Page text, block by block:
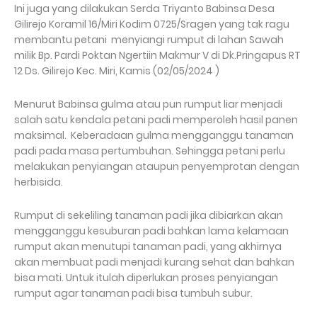
Ini juga yang dilakukan Serda Triyanto Babinsa Desa
Gilirejo Koramil 16/Miri Kodim 0725/Sragen yang tak ragu
membantu petani menyiangi rumput di lahan Sawah
milik Bp. Pardi Poktan Ngertiin Makmur V di Dk.Pringapus RT
12 Ds. Gilirejo Kec. Miri, Kamis (02/05/2024 )
Menurut Babinsa gulma atau pun rumput liar menjadi
salah satu kendala petani padi memperoleh hasil panen
maksimal. Keberadaan gulma mengganggu tanaman
padi pada masa pertumbuhan. Sehingga petani perlu
melakukan penyiangan ataupun penyemprotan dengan
herbisida.
Rumput di sekeliling tanaman padi jika dibiarkan akan
mengganggu kesuburan padi bahkan lama kelamaan
rumput akan menutupi tanaman padi, yang akhirnya
akan membuat padi menjadi kurang sehat dan bahkan
bisa mati. Untuk itulah diperlukan proses penyiangan
rumput agar tanaman padi bisa tumbuh subur.